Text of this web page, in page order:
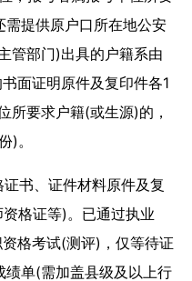
提供原户口所在地公安
管部门)出具的户籍系由
面证明原件及复印件各1
所要求户籍(或生源)的，
)。
书、证件材料原件及复
格证等)。已通过执业
格考试(测评)，仅等待证
单(需加盖县级及以上行